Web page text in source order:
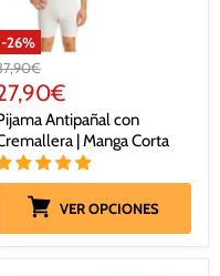
-26%
Antipañal con
| Manga Corta
VER OPCIONES